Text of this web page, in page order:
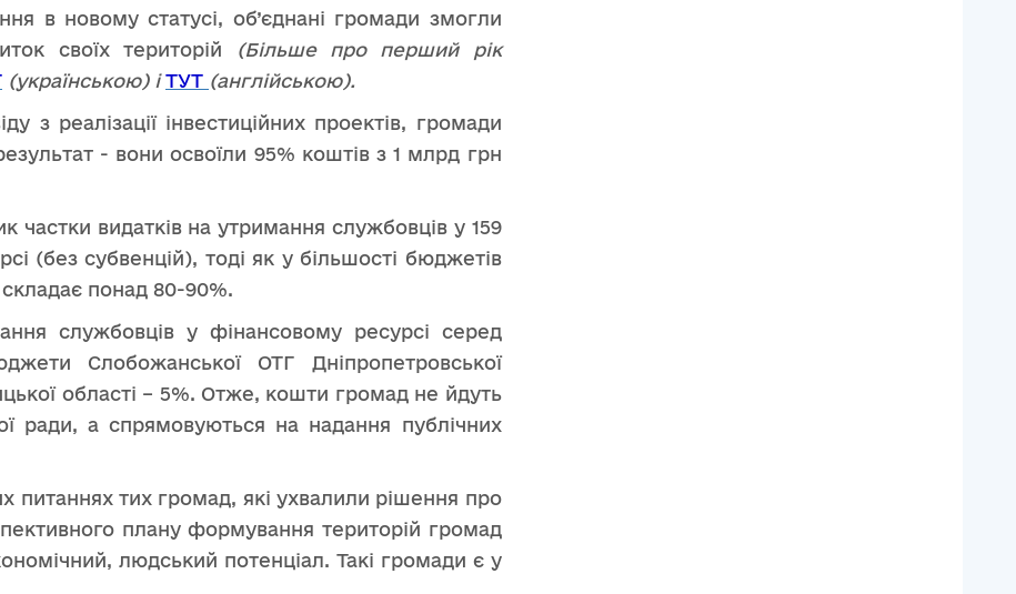
в новому статусі, об’єднані громади змогли
своїх територій
(Більше про перший рік
(українською) іТУТ (англійською).
з реалізації інвестиційних проектів, громади
- вони освоїли 95% коштів з 1 млрд грн
частки видатків на утримання службовців у 159
(без субвенцій), тоді як у більшості бюджетів
понад 80-90%.
службовців у фінансовому ресурсі серед
Слобожанської ОТГ Дніпропетровської
області – 5%. Отже, кошти громад не йдуть
ради, а спрямовуються на надання публічних
питаннях тих громад, які ухвалили рішення про
плану формування територій громад
людський потенціал. Такі громади є у